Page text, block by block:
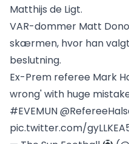
Matthijs de Ligt.
VAR-dommer Matt
skærmen, hvor han
beslutning.
Ex-Prem referee Mark
wrong' with huge
#EVEMUN
pic.twitter.com/